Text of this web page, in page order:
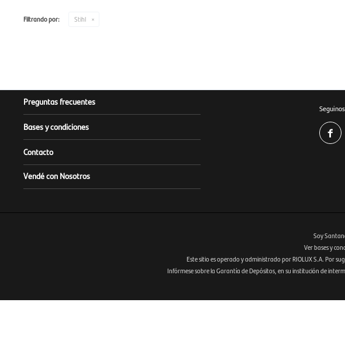
Filtrando por: Stihl
Preguntas frecuentes
Bases y condiciones
Contacto
Vendé con Nosotros

Soy
Ver bases y
Este sitio es operado y administrado por RIOLUX S.A. Por
Infórmese sobre la Garantía de Depósitos, en su institución de